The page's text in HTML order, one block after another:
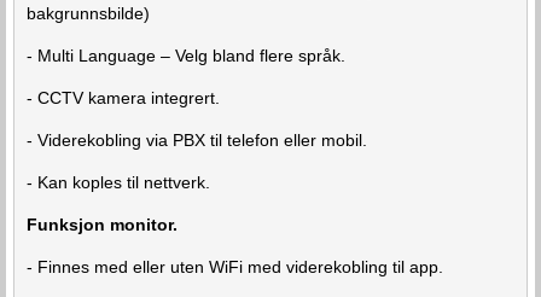
bakgrunnsbilde)
- Multi Language – Velg bland flere språk.
- CCTV kamera integrert.
- Viderekobling via PBX til telefon eller mobil.
- Kan koples til nettverk.
Funksjon monitor.
- Finnes med eller uten WiFi med viderekobling til app.